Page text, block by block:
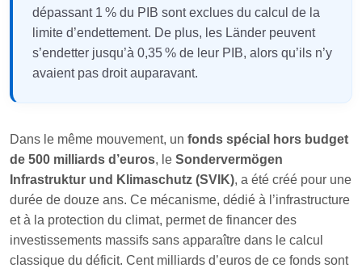
dépassant 1 % du PIB sont exclues du calcul de la
limite d’endettement. De plus, les Länder peuvent
s’endetter jusqu’à 0,35 % de leur PIB, alors qu’ils n’y
avaient pas droit auparavant.
Dans le même mouvement, un fonds spécial hors budget
de 500 milliards d’euros, le Sondervermögen
Infrastruktur und Klimaschutz (SVIK), a été créé pour une
durée de douze ans. Ce mécanisme, dédié à l’infrastructure
et à la protection du climat, permet de financer des
investissements massifs sans apparaître dans le calcul
classique du déficit. Cent milliards d’euros de ce fonds sont